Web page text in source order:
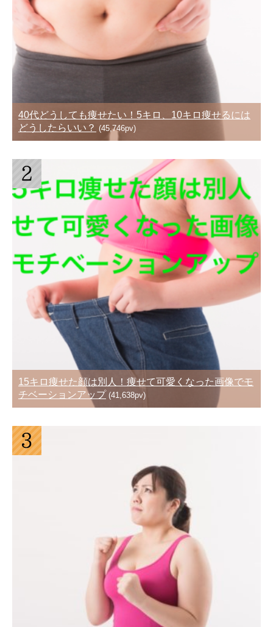
40代どうしても痩せたい！5キロ、10キロ痩せるには
どうしたらいい？ (45,746pv)
15キロ痩せた顔は別人！痩せて可愛くなった画像でモ
チベーションアップ (41,638pv)